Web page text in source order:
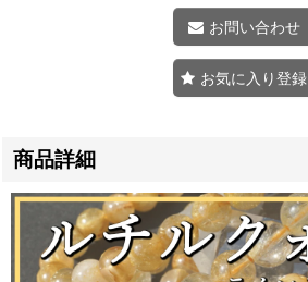
お問い合わせ
お気に入り登録
商品詳細